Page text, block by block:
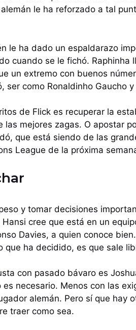
le ha reforzado a tal
le ha dado un espaldarazo
cuando se le fichó. Raphinha
un extremo con buenos
ser como Ronaldinho Gaucho
de Flick es recuperar la
las mejores zagas. O apostar
que está siendo de las
League de la próxima
y tomar decisiones
cree que está en un
Davies, a quien conoce
que ha decidido, es que sale
con pasado bávaro es
necesario. Menos con las
alemán. Pero sí que hay
traer como sea.